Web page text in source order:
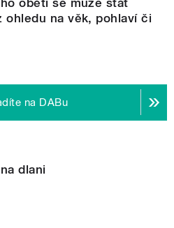
ohledu na věk, pohlaví či
na DABu
dlani